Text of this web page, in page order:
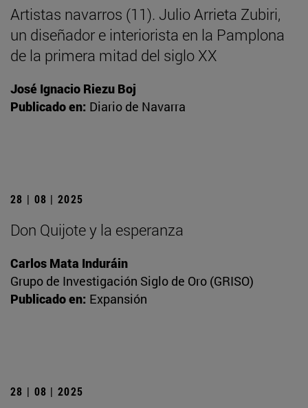
Artistas navarros (11). Julio Arrieta Zubiri,
un diseñador e interiorista en la Pamplona
de la primera mitad del siglo XX
José Ignacio Riezu Boj
Publicado en: Diario de Navarra
28 | 08 | 2025
Don Quijote y la esperanza
Carlos Mata Induráin
Grupo de Investigación Siglo de Oro (GRISO)
Publicado en: Expansión
28 | 08 | 2025